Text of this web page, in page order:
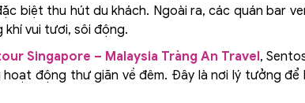
biệt thu hút du khách. Ngoài ra, các quán bar
khí vui tươi, sôi động.
Singapore – Malaysia Tràng An Travel,
hoạt động thư giãn về đêm. Đây là nơi lý tưởng